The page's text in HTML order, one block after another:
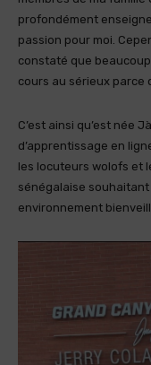
profondément
passion pour moi.
constaté que
cours au sérieux parce
C’est ainsi qu’est née
d’apprentissage en
les locuteurs wolofs et
sénégalaise
environnement